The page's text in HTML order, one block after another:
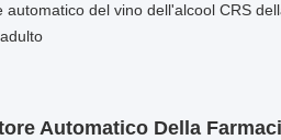
automatico del vino dell'alcool CRS
Automatico Della